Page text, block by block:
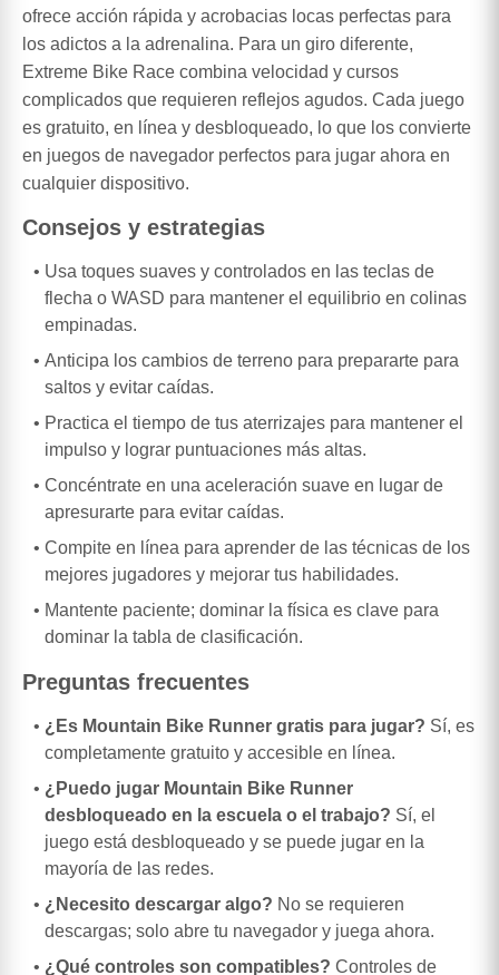
ofrece acción rápida y acrobacias locas perfectas para
los adictos a la adrenalina. Para un giro diferente,
Extreme Bike Race combina velocidad y cursos
complicados que requieren reflejos agudos. Cada juego
es gratuito, en línea y desbloqueado, lo que los convierte
en juegos de navegador perfectos para jugar ahora en
cualquier dispositivo.
Consejos y estrategias
Usa toques suaves y controlados en las teclas de
flecha o WASD para mantener el equilibrio en colinas
empinadas.
Anticipa los cambios de terreno para prepararte para
saltos y evitar caídas.
Practica el tiempo de tus aterrizajes para mantener el
impulso y lograr puntuaciones más altas.
Concéntrate en una aceleración suave en lugar de
apresurarte para evitar caídas.
Compite en línea para aprender de las técnicas de los
mejores jugadores y mejorar tus habilidades.
Mantente paciente; dominar la física es clave para
dominar la tabla de clasificación.
Preguntas frecuentes
¿Es Mountain Bike Runner gratis para jugar? Sí, es
completamente gratuito y accesible en línea.
¿Puedo jugar Mountain Bike Runner
desbloqueado en la escuela o el trabajo? Sí, el
juego está desbloqueado y se puede jugar en la
mayoría de las redes.
¿Necesito descargar algo? No se requieren
descargas; solo abre tu navegador y juega ahora.
¿Qué controles son compatibles? Controles de